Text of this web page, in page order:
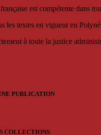
est compétente dans
les textes en vigueur en
à toute la justice
PUBLICATION
COLLECTIONS